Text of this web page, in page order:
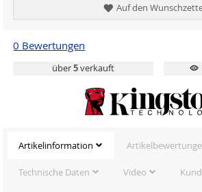
Auf den
0 Bewertungen
über5verkauft
Artikelinformation
Technische Daten Video